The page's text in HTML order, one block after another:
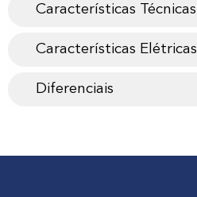
Características Técnicas
Características Elétricas
Diferenciais